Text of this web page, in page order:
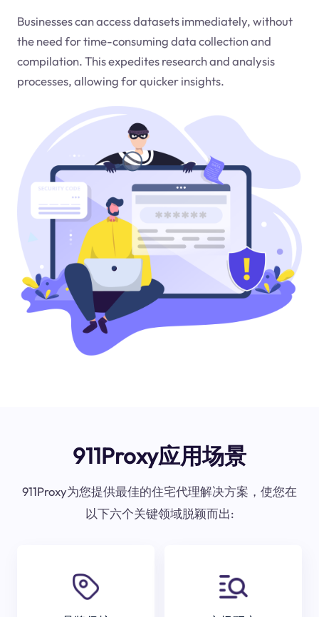
Businesses can access datasets immediately, without
the need for time-consuming data collection and
compilation. This expedites research and analysis
processes, allowing for quicker insights.
911Proxy应用场景
911Proxy为您提供最佳的住宅代理解决方案，使您在
以下六个关键领域脱颖而出: